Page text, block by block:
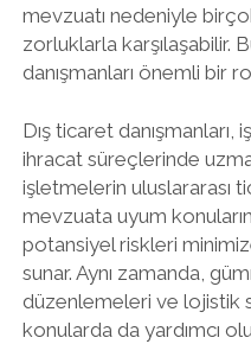
mevzuatı nedeniyle
zorluklarla karşılaşabilir.
danışmanları önemli bir
Dış ticaret
ihracat süreçlerinde
işletmelerin uluslararası
mevzuata uyum
potansiyel riskleri
sunar. Aynı zamanda,
düzenlemeleri ve lojistik
konularda da yardımcı